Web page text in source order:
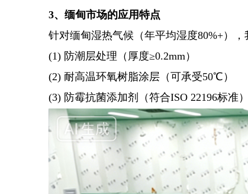
3、缅甸市场的应用特点
针对缅甸湿热气候（年平均湿度80%+）
(1) 防潮层处理（厚度≥0.2mm）
(2) 耐高温环氧树脂涂层（可承受50℃）
(3) 防霉抗菌添加剂（符合ISO 22196标准）